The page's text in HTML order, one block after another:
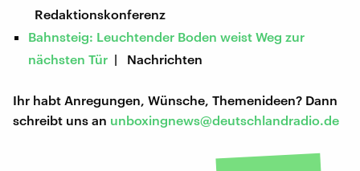
Redaktionskonferenz
Bahnsteig: Leuchtender Boden weist Weg zur
nächsten Tür | Nachrichten
Ihr habt Anregungen, Wünsche, Themenideen? Dann
schreibt uns an unboxingnews@deutschlandradio.de